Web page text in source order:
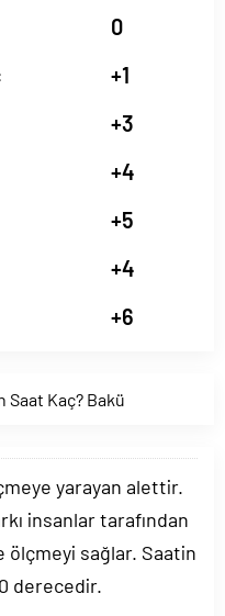
0
+1
+3
+4
+5
+4
+6
Saat Kaç? Bakü
yarayan alettir.
insanlar tarafından
sağlar. Saatin
derecedir.